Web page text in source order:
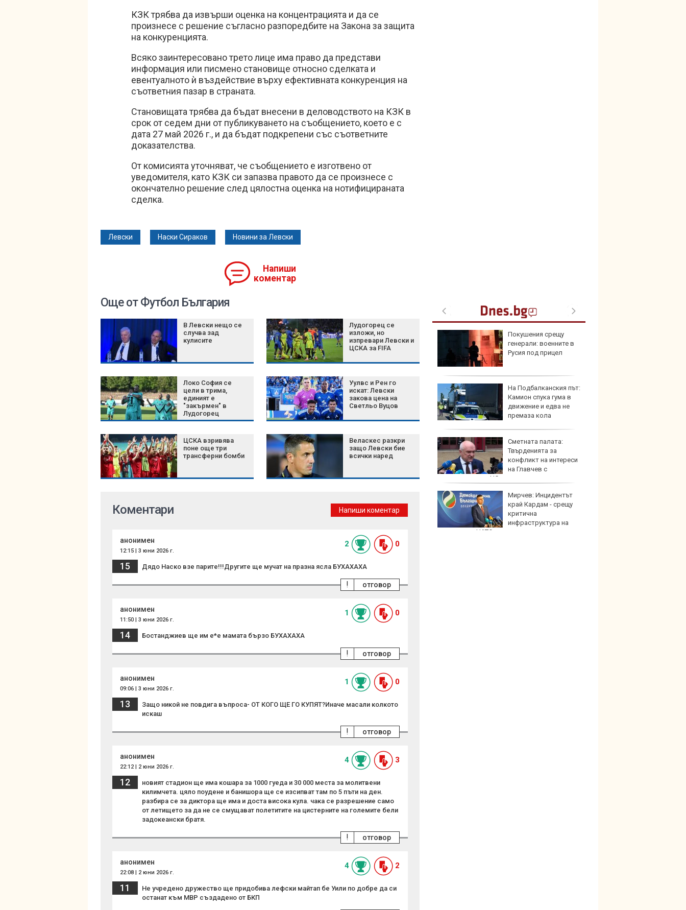
КЗК трябва да извърши оценка на концентрацията и да се
произнесе с решение съгласно разпоредбите на Закона за защита
на конкуренцията.
Всяко заинтересовано трето лице има право да представи
информация или писмено становище относно сделката и
евентуалното ѝ въздействие върху ефективната конкуренция на
съответния пазар в страната.
Становищата трябва да бъдат внесени в деловодството на КЗК в
срок от седем дни от публикуването на съобщението, което е с
дата 27 май 2026 г., и да бъдат подкрепени със съответните
доказателства.
От комисията уточняват, че съобщението е изготвено от
уведомителя, като КЗК си запазва правото да се произнесе с
окончателно решение след цялостна оценка на нотифицираната
сделка.
Левски Наски Сираков Новини за Левски
Напиши
коментар
Още от Футбол България
В Левски нещо се
случва зад
кулисите
Лудогорец се
изложи, но
изпревари Левски и
ЦСКА за FIFA
Локо София се
цели в трима,
единият е
"закърмен" в
Лудогорец
Уулвс и Рен го
искат: Левски
закова цена на
Светльо Вуцов
ЦСКА взривява
поне още три
трансферни бомби
Веласкес разкри
защо Левски бие
всички наред
Масови проверки по
пътищата: Хванаха
десетки пияни и
дрогирани шофьори
Пъстро зрелище в
небето: Фестивалът на
балоните в Бристол
Нинова: Йотова да не
се крие, а да свика
спешно КСНС заради
е знак, че Кремъл
разширява натиска
Покушения срещу
генерали: военните в
Русия под прицел
На Подбалканския път:
Камион спука гума в
движение и едва не
премаза кола
Сметната палата:
Твърденията за
конфликт на интереси
на Главчев с
възложените от НС одити са спекулативни
Мирчев: Инцидентът
край Кардам - срещу
критична
инфраструктура на
държава от НАТО
Коментари Напиши коментар
анонимен
12:15 | 3 юни 2026 г.
2 0
15 Дядо Наско взе парите!!!Другите ще мучат на празна ясла БУХАХАХА
отговор
!
анонимен
11:50 | 3 юни 2026 г.
1 0
14 Бостанджиев ще им е*е мамата бързо БУХАХАХА
отговор
!
анонимен
09:06 | 3 юни 2026 г.
1 0
13
Защо никой не повдига въпроса- ОТ КОГО ЩЕ ГО КУПЯТ?Иначе масали колкото
искаш
отговор
!
анонимен
22:12 | 2 юни 2026 г.
4 3
12
новият стадион ще има кошара за 1000 гуеда и 30 000 места за молитвени
килимчета. цяло поудене и банишора ще се изсипват там по 5 пъти на ден.
разбира се за диктора ще има и доста висока кула. чака се разрешение само
от летището за да не се смущават полетитите на цистерните на големите бели
задокеански братя.
отговор
!
анонимен
22:08 | 2 юни 2026 г.
4 2
11
Не учредено дружество ще придобива лефски майтап бе Уили по добре да си
останат към МВР създадено от БКП